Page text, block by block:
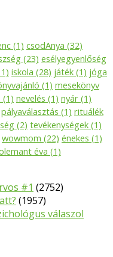
(1) csodAnya (32)
(23) esélyegyenlőség
iskola (28) játék (1) jóga
(1) mesekönyv
(1) nevelés (1) nyár (1)
pályaválasztás (1) rituálék
(2) tevékenységek (1)
wowmom (22) énekes (1)
éva (1)
#1 (2752)
(1957)
válaszol